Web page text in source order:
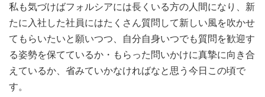
私も気づけばフォルシアには長くいる方の人間になり、新
たに入社した社員にはたくさん質問して新しい風を吹かせ
てもらいたいと願いつつ、自分自身いつでも質問を歓迎す
る姿勢を保てているか・もらった問いかけに真摯に向き合
えているか、省みていかなければなと思う今日この頃で
す。